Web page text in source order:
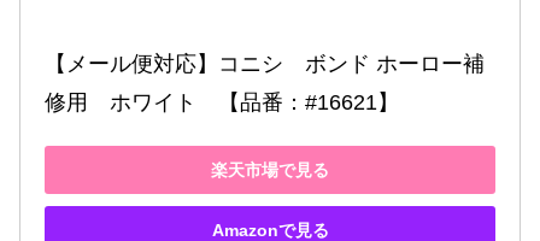
【メール便対応】コニシ　ボンド ホーロー補
修用　ホワイト　【品番：#16621】
楽天市場で見る
Amazonで見る